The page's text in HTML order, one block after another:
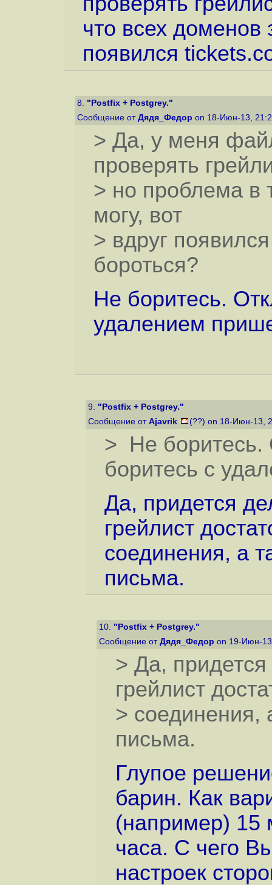
что всех доменов
появился
8. "Postfix + Postgrey."
Сообщение от Дядя_Федор on 18-Июн-13,
> Да, у меня
проверять
> но проблема в
могу, вот
> вдруг
бороться?
Не боритесь.
удалением
9. "Postfix + Postgrey."
Сообщение от Ajavrik (??) on 18-Июн-13,
> Не боритесь.
боритесь с
Да, придется
грейлист
соединения, а
письма.
10. "Postfix + Postgrey."
Сообщение от Дядя_Федор on 19-Июн-
> Да,
грейлист
> соединения,
письма.
Глупое
барин. Как
(например) 15
часа. С чего
настроек